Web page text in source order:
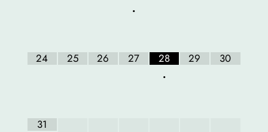
•
24 25 26 27
28
•
29 30
31